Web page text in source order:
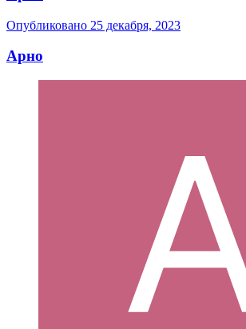
Опубликовано 25 декабря, 2023
Арно